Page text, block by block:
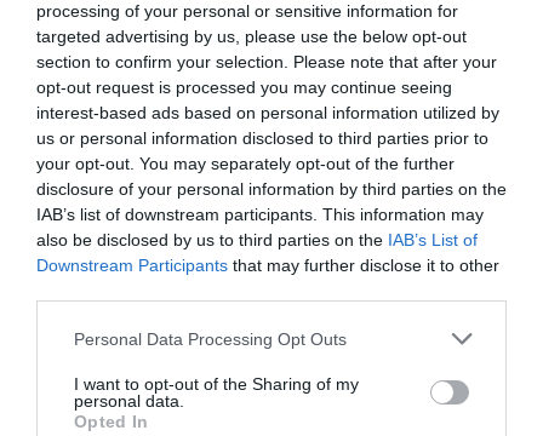
processing of your personal or sensitive information for
targeted advertising by us, please use the below opt-out
section to confirm your selection. Please note that after your
opt-out request is processed you may continue seeing
interest-based ads based on personal information utilized by
us or personal information disclosed to third parties prior to
your opt-out. You may separately opt-out of the further
disclosure of your personal information by third parties on the
IAB’s list of downstream participants. This information may
also be disclosed by us to third parties on the IAB’s List of
Downstream Participants that may further disclose it to other
Please note that this website/app uses one or more Google
not limited to your visit or usage behaviour. You may click to
grant or deny consent to Google and its third-party tags to
Personal Data Processing Opt Outs
I want to opt-out of the Sharing of my
personal data.
Opted In
előre. Az egyéb turisztikai szektorban működők 27%-
a vár ügyfélforgalom növekedést az előző év azonos
időszakához képest, 60%-uk stagnálást
prognosztizál, míg visszaesést 13% vár. Ez
mindhárom szektorban kedvezőbb kilátást jelez az
előző havinál.
A Turisztikai és Vendéglátó Munkaadók Országos
Szövetsége (VIMOSZ) a Magyar Turisztikai Szövetség
Alapítvánnyal és a GKI Gazdaságkutató Zrt.-vel
közösen havi gyakorisággal méri a turizmusban a
Turizmus Konjunktúra Indexet, a piac és a
közvélemény számára ezzel biztosítva információt a